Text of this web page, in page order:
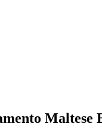
Maltese